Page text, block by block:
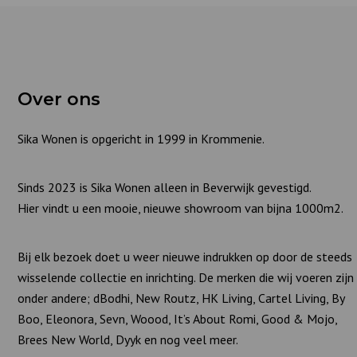
Over ons
Sika Wonen is opgericht in 1999 in Krommenie.
Sinds 2023 is Sika Wonen alleen in Beverwijk gevestigd.
Hier vindt u een mooie, nieuwe showroom van bijna 1000m2.
Bij elk bezoek doet u weer nieuwe indrukken op door de steeds
wisselende collectie en inrichting. De merken die wij voeren zijn
onder andere; dBodhi, New Routz, HK Living, Cartel Living, By
Boo, Eleonora, Sevn, Woood, It’s About Romi, Good & Mojo,
Brees New World, Dyyk en nog veel meer.